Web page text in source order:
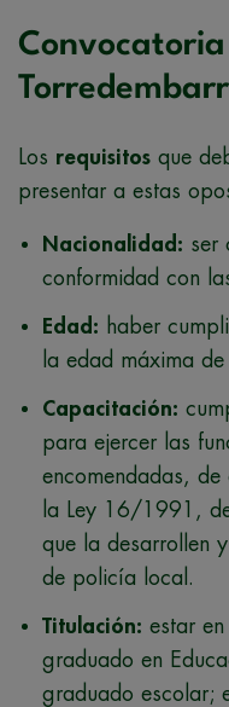
Los requisitos que
presentar a estas
Nacionalidad: ser
conformidad con
Edad: haber
la edad máxima
Capacitación:
para ejercer las
encomendadas,
la Ley 16/1991,
que la desarrollen
de policía local.
Titulación: estar
graduado en
graduado escolar;